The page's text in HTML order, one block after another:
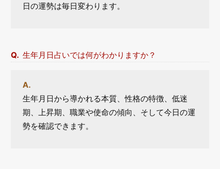
日の運勢は毎日変わります。
生年月日占いでは何がわかりますか？
生年月日から導かれる本質、性格の特徴、低迷
期、上昇期、職業や使命の傾向、そして今日の運
勢を確認できます。